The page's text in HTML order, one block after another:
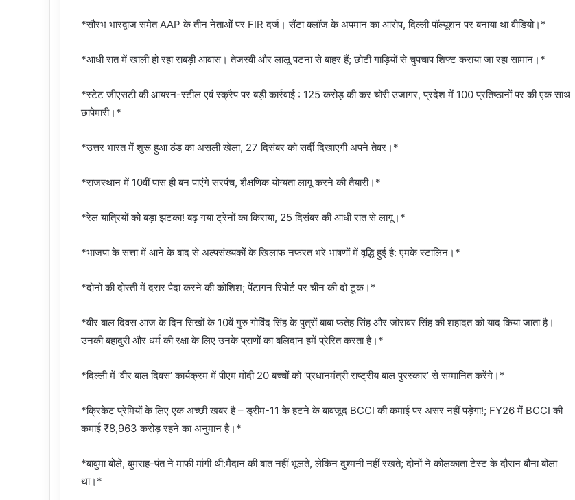
*सौरभ भारद्वाज समेत AAP के तीन नेताओं पर FIR दर्ज। सैंटा क्लॉज के अपमान का आरोप, दिल्ली पॉल्यूशन पर बनाया था वीडियो।*
*आधी रात में खाली हो रहा राबड़ी आवास। तेजस्वी और लालू पटना से बाहर हैं; छोटी गाड़ियों से चुपचाप शिफ्ट कराया जा रहा सामान।*
*स्टेट जीएसटी की आयरन-स्टील एवं स्क्रैप पर बड़ी कार्रवाई : 125 करोड़ की कर चोरी उजागर, प्रदेश में 100 प्रतिष्ठानों पर की एक साथ
छापेमारी।*
*उत्तर भारत में शुरू हुआ ठंड का असली खेला, 27 दिसंबर को सर्दी दिखाएगी अपने तेवर।*
*राजस्थान में 10वीं पास ही बन पाएंगे सरपंच, शैक्षणिक योग्यता लागू करने की तैयारी।*
*रेल यात्रियों को बड़ा झटका! बढ़ गया ट्रेनों का किराया, 25 दिसंबर की आधी रात से लागू।*
*भाजपा के सत्ता में आने के बाद से अल्पसंख्यकों के खिलाफ नफरत भरे भाषणों में वृद्धि हुई है: एमके स्टालिन।*
*दोनो की दोस्ती में दरार पैदा करने की कोशिश; पेंटागन रिपोर्ट पर चीन की दो टूक।*
*वीर बाल दिवस आज के दिन सिखों के 10वें गुरु गोविंद सिंह के पुत्रों बाबा फतेह सिंह और जोरावर सिंह की शहादत को याद किया जाता है।
उनकी बहादुरी और धर्म की रक्षा के लिए उनके प्राणों का बलिदान हमें प्रेरित करता है।*
*दिल्ली में ‘वीर बाल दिवस’ कार्यक्रम में पीएम मोदी 20 बच्चों को ‘प्रधानमंत्री राष्ट्रीय बाल पुरस्कार’ से सम्मानित करेंगे।*
*क्रिकेट प्रेमियों के लिए एक अच्छी खबर है – ड्रीम-11 के हटने के बावजूद BCCI की कमाई पर असर नहीं पड़ेगा!; FY26 में BCCI की
कमाई ₹8,963 करोड़ रहने का अनुमान है।*
*बावुमा बोले, बुमराह-पंत ने माफी मांगी थी:मैदान की बात नहीं भूलते, लेकिन दुश्मनी नहीं रखते; दोनों ने कोलकाता टेस्ट के दौरान बौना बोला
था।*